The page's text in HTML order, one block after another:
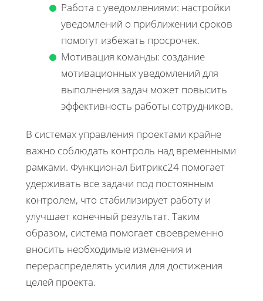
Работа с уведомлениями: настройки
уведомлений о приближении сроков
помогут избежать просрочек.
Мотивация команды: создание
мотивационных уведомлений для
выполнения задач может повысить
эффективность работы сотрудников.
В системах управления проектами крайне
важно соблюдать контроль над временными
рамками. Функционал Битрикс24 помогает
удерживать все задачи под постоянным
контролем, что стабилизирует работу и
улучшает конечный результат. Таким
образом, система помогает своевременно
вносить необходимые изменения и
перераспределять усилия для достижения
целей проекта.